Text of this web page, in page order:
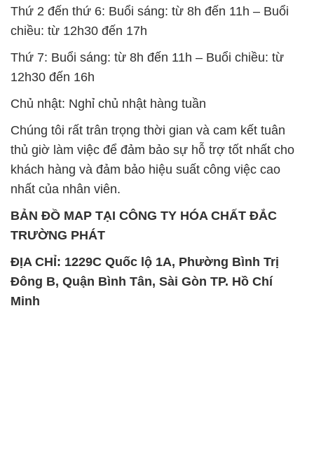
Chủ nhật: Nghỉ chủ nhật hàng tuần
thủ giờ làm việc để đảm bảo sự hỗ trợ tốt nhất cho
khách hàng và đảm bảo hiệu suất công việc cao
nhất của nhân viên.
BẢN ĐỒ MAP TẠI CÔNG TY HÓA CHẤT ĐẮC
TRƯỜNG PHÁT
ĐỊA CHỈ: 1229C Quốc lộ 1A, Phường Bình Trị
Đông B, Quận Bình Tân, Sài Gòn TP. Hồ Chí
Minh